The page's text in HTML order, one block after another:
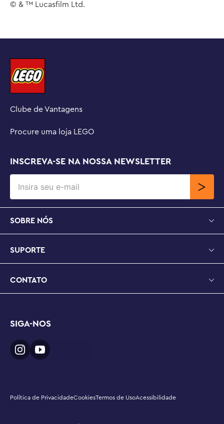
© & ™ Lucasfilm Ltd.
Clube de Vantagens
Procure uma loja LEGO
INSCREVA-SE NA NOSSA NEWSLETTER
SOBRE NÓS
SUPORTE
CONTATO
SIGA-NOS
Política de PrivacidadeCookiesTermos de UsoAcessibilidade